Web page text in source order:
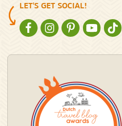
LET'S GET SOCIAL!
NATURESCANNER OP
NATURESCANNER OP